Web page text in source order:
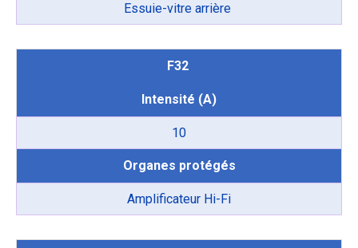
Essuie-vitre arrière
F32
Intensité (A)
10
Organes protégés
Amplificateur Hi-Fi